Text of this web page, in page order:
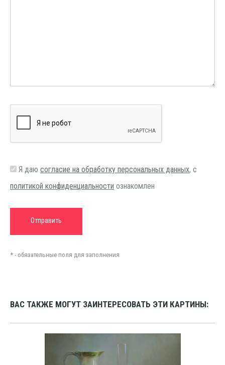
Я даю согласие на обработку персональных данных, с
политикой конфиденциальности ознакомлен
* - обязательные поля для заполнения
ВАС ТАКЖЕ МОГУТ ЗАИНТЕРЕСОВАТЬ ЭТИ КАРТИНЫ: